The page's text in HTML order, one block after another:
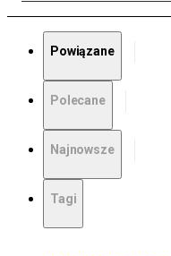
Powiązane
Polecane
Najnowsze
Tagi